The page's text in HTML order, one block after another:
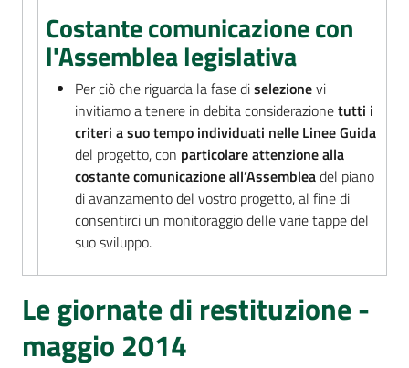
Assemblea
Assemblea
Argomenti
Per i cittadini
Costante comunicazione con
l'Assemblea legislativa
Per ciò che riguarda la fase diselezionevi
invitiamo a tenere in debita considerazionetutti i
criteri a suo tempo individuati nelle Linee Guida
del progetto, con particolare attenzione alla
costante comunicazione all’Assembleadel piano
di avanzamento del vostro progetto, al fine di
consentirci un monitoraggio delle varie tappe del
suo sviluppo.
Le giornate di restituzione -
maggio 2014